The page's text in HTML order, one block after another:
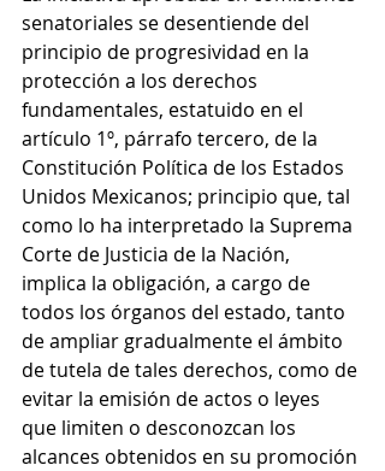
senatoriales se desentiende del
principio de progresividad en la
protección a los derechos
fundamentales, estatuido en el
artículo 1º, párrafo tercero, de la
Constitución Política de los Estados
Unidos Mexicanos; principio que, tal
como lo ha interpretado la Suprema
Corte de Justicia de la Nación,
implica la obligación, a cargo de
todos los órganos del estado, tanto
de ampliar gradualmente el ámbito
de tutela de tales derechos, como de
evitar la emisión de actos o leyes
que limiten o desconozcan los
alcances obtenidos en su promoción